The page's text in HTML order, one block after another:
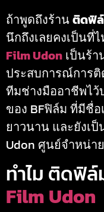
ถ้าพูดถึงร้านติดฟิ
นึกถึงเลยคงเป็นที่
Film Udon เป็นร้า
ประสบการณ์การ
ทีมช่างมืออาชีพไว้
ของ BFฟิล์ม ที่มีชื่
ยาวนาน และยังเป็
Udon​ ศูนย์จำหน่
ทำไม ติดฟิ
Film Udon